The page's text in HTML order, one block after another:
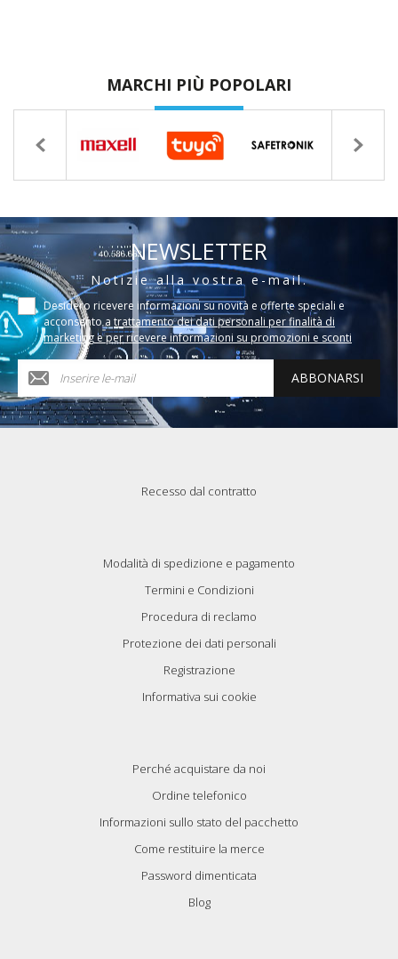
MARCHI PIÙ POPOLARI
NEWSLETTER
Notizie alla vostra e-mail.
Desidero ricevere informazioni su novità e offerte speciali e
acconsento a trattamento dei dati personali per finalità di
marketing e per ricevere informazioni su promozioni e sconti
ABBONARSI
Recesso dal contratto
Modalità di spedizione e pagamento
Termini e Condizioni
Procedura di reclamo
Protezione dei dati personali
Registrazione
Informativa sui cookie
Perché acquistare da noi
Ordine telefonico
Informazioni sullo stato del pacchetto
Come restituire la merce
Password dimenticata
Blog